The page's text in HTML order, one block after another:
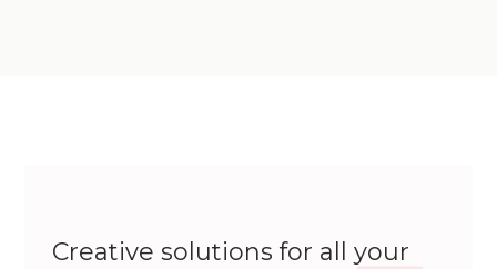
Creative solutions for all your